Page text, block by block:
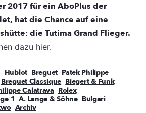
2017 für ein AboPlus der
hat die Chance auf eine
die Tutima Grand Flieger.
dazu hier.
Hublot Breguet Patek Philippe
Breguet Classique Biegert & Funk
Calatrava Rolex
1 A. Lange & Söhne Bulgari
Archiv